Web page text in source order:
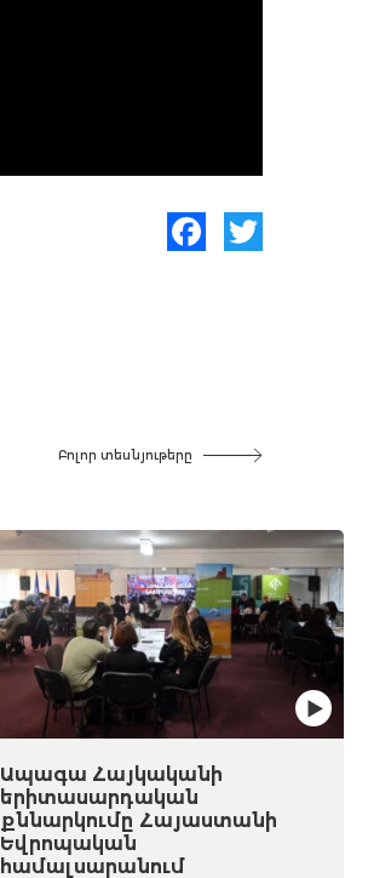
Բոլոր տեսնյութերը
Ապագա Հայկականի
երիտասարդական
քննարկումը Հայաստանի
Եվրոպական
համալսարանում